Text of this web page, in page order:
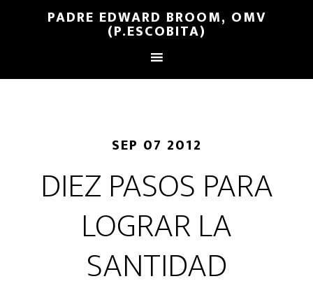
PADRE EDWARD BROOM, OMV
(P.ESCOBITA)
SEP 07 2012
DIEZ PASOS PARA
LOGRAR LA
SANTIDAD